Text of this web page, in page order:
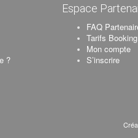
?
Espace
FAQ
Tarifs
Mon compte
S’inscrire